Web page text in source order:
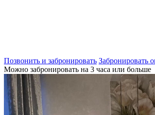
Позвонить и забронировать Забронировать
Можно забронировать на 3 часа или больше